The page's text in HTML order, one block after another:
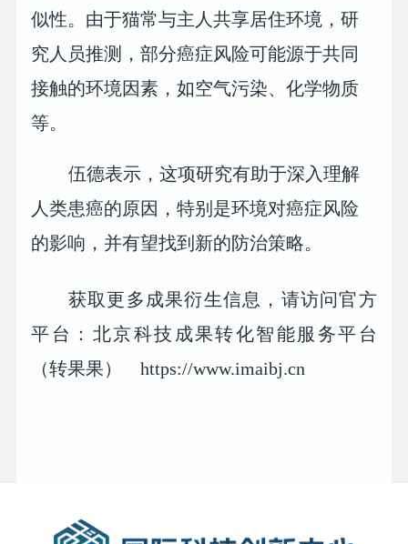
似性。由于猫常与主人共享居住环境，研
究人员推测，部分癌症风险可能源于共同
接触的环境因素，如空气污染、化学物质
等。
伍德表示，这项研究有助于深入理解
人类患癌的原因，特别是环境对癌症风险
的影响，并有望找到新的防治策略。
获取更多成果衍生信息，请访问官方
平台：北京科技成果转化智能服务平台
（转果果） https://www.imaibj.cn